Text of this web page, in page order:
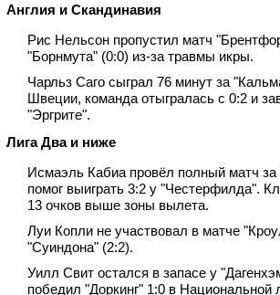
Англия и Скандинавия
Рис Нельсон пропустил матч
"Борнмута" (0:0) из‑за травмы икры.
Чарльз Саго сыграл 76 минут за
Швеции, команда отыгралась с 0:2 и
"Эргрите".
Лига Два и ниже
Исмаэль Кабиа провёл полный матч
помог выиграть 3:2 у "Честерфилда".
13 очков выше зоны вылета.
Луи Копли не участвовал в матче
"Суиндона" (2:2).
Уилл Свит остался в запасе у
победил "Доркинг" 1:0 в Национальной